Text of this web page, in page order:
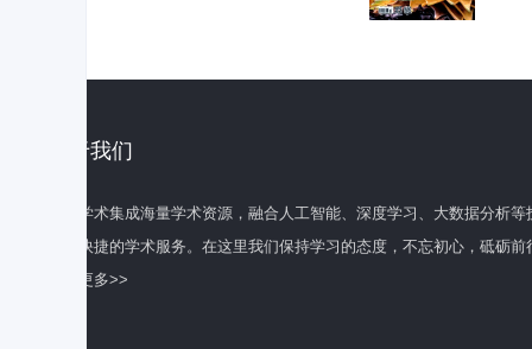
关于我们
百度学术集成海量学术资源，融合人工智能、深度学习、大数据分析
全面快捷的学术服务。在这里我们保持学习的态度，不忘初心，砥砺前
了解更多>>